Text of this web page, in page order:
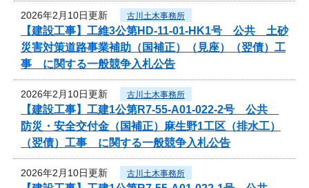
2026年2月10日更新 古川土木事務所
【建設工事】工維3公第HD-11-01-HK1号 公共 土砂
災害対策道路事業補助（国補正）（見座）（翌債）工
事 に関する一般競争入札公告
2026年2月10日更新 古川土木事務所
【建設工事】工建1公第R7-55-A01-022-2号 公共
防災・安全交付金（国補正）麻生野1工区（排水工）
（翌債）工事 に関する一般競争入札公告
2026年2月10日更新 古川土木事務所